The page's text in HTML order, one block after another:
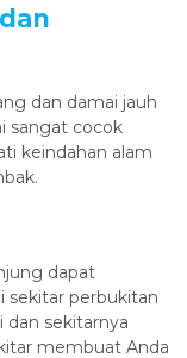
dan damai jauh
sangat cocok
keindahan alam
dapat
sekitar perbukitan
sekitarnya
membuat Anda